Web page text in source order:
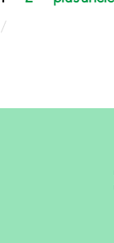
publications